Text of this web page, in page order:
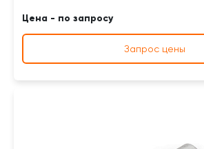
Цена - по запросу
Запрос цены